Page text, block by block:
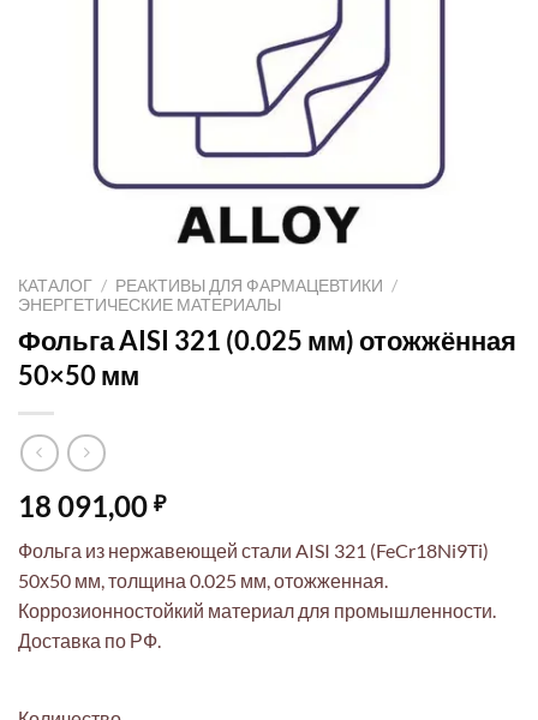
КАТАЛОГ / РЕАКТИВЫ ДЛЯ ФАРМАЦЕВТИКИ /
ЭНЕРГЕТИЧЕСКИЕ МАТЕРИАЛЫ
Фольга AISI 321 (0.025 мм) отожжённая
50×50 мм
18 091,00 ₽
Фольга из нержавеющей стали AISI 321 (FeCr18Ni9Ti)
50х50 мм, толщина 0.025 мм, отожженная.
Коррозионностойкий материал для промышленности.
Доставка по РФ.